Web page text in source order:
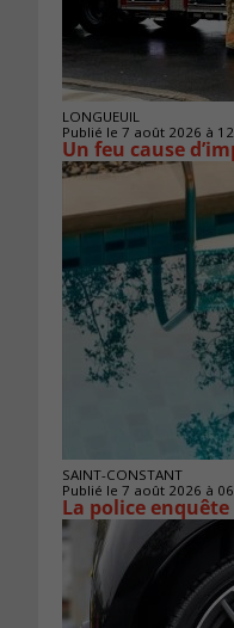
LONGUEUIL
Publié le 7 août 2026 à
Un feu cause
SAINT-CONSTANT
Publié le 7 août 2026 à
La police